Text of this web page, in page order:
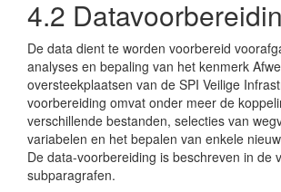
4.2
De data dient te worden voorbereid
analyses en bepaling van het kenmerk
oversteekplaatsen van de SPI Veilige
voorbereiding omvat onder meer de
verschillende bestanden, selecties van
variabelen en het bepalen van enkele
De data-voorbereiding is beschreven in de
subparagrafen.